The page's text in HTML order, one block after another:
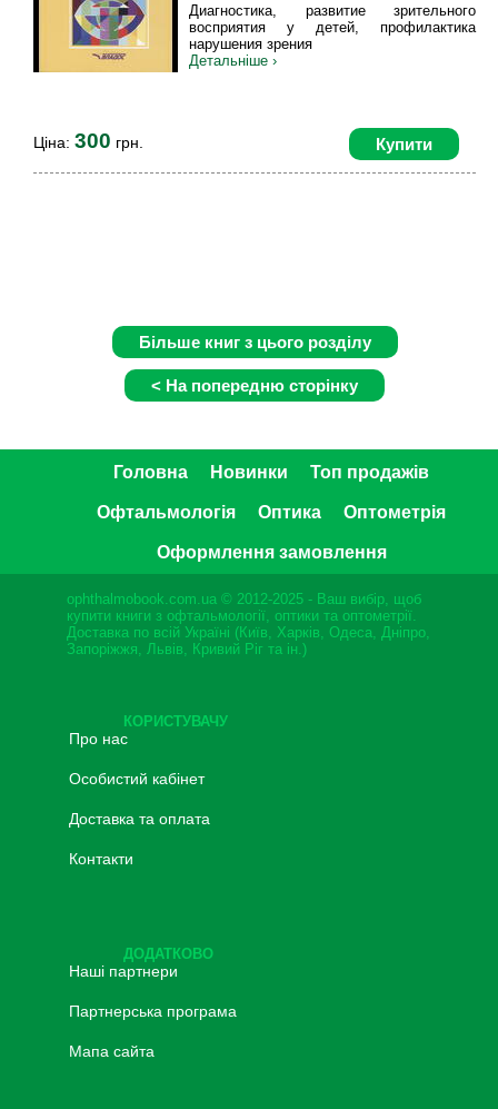
Диагностика, развитие зрительного
восприятия у детей, профилактика
нарушения зрения
Детальніше ›
Купити
Ціна: 300 грн.
Головна Новинки Топ продажів
Офтальмологія Оптика Оптометрія
Оформлення замовлення
ophthalmobook.com.ua © 2012-2025 - Ваш вибір, щоб
купити книги з офтальмології, оптики та оптометрії.
Доставка по всій Україні (Київ, Харків, Одеса, Дніпро,
Запоріжжя, Львів, Кривий Ріг та ін.)
КОРИСТУВАЧУ
Про нас
Особистий кабінет
Доставка та оплата
Контакти
ДОДАТКОВО
Наші партнери
Партнерська програма
Мапа сайта